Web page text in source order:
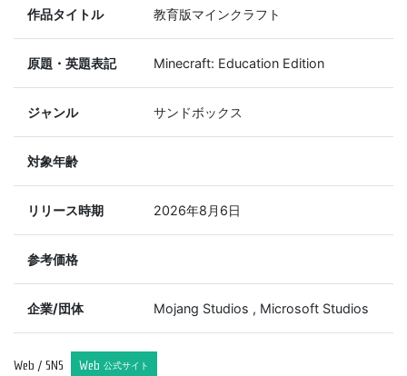
作品タイトル 教育版マインクラフト
原題・英題表記 Minecraft: Education Edition
ジャンル サンドボックス
対象年齢
リリース時期 2026年8月6日
参考価格
企業/団体 Mojang Studios , Microsoft Studios
Web / SNS Web 公式サイト